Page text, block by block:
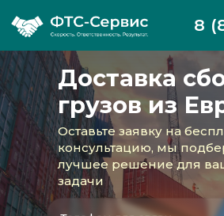
8 (800) 101-
Доставка
грузов из
Оставьте заявку на
консультацию, мы
лучшее решение для
задачи